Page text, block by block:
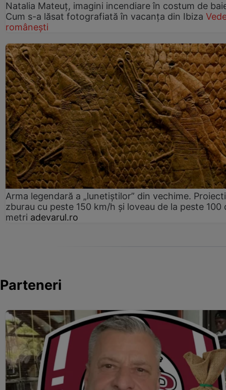
Natalia Mateuț, imagini incendiare în costum de
Cum s-a lăsat fotografiată în vacanța din Ibiza
românești
Arma legendară a „lunetiștilor” din vechime.
zburau cu peste 150 km/h și loveau de la peste 100
metri adevarul.ro
Parteneri